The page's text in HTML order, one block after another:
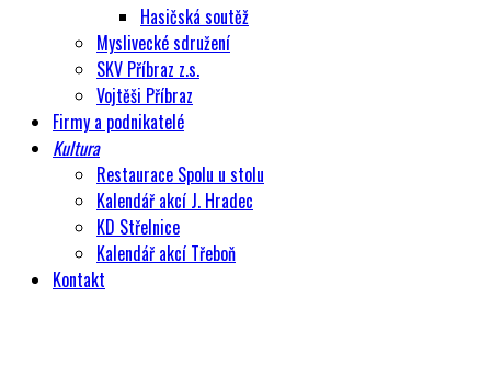
Hasičská soutěž
Myslivecké sdružení
SKV Příbraz z.s.
Vojtěši Příbraz
Firmy a podnikatelé
Kultura
Restaurace Spolu u stolu
Kalendář akcí J. Hradec
KD Střelnice
Kalendář akcí Třeboň
Kontakt